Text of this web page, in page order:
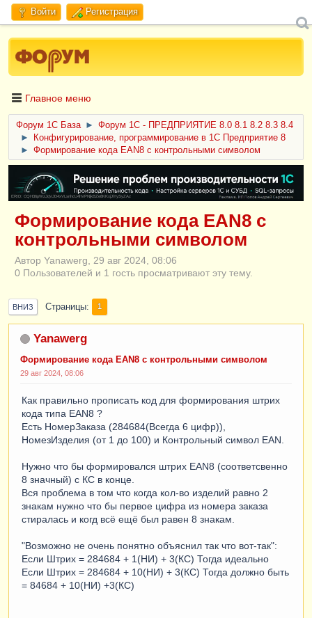
Войти Регистрация
Главное меню
Форум 1C База ►
Форум 1С - ПРЕДПРИЯТИЕ 8.0 8.1 8.2 8.3 8.4
►
Конфигурирование, программирование в 1С Предприятие 8
►
Формирование кода EAN8 с контрольными символом
ERID: CQH36pWzJqVJD4xVLsnhcU4hVPNjkBZe8KKxjJiYySyZAz
Формирование кода EAN8 с
контрольными символом
Автор Yanawerg, 29 авг 2024, 08:06
0 Пользователей и 1 гость просматривают эту тему.
ВНИЗ Страницы 1
Yanawerg
Формирование кода EAN8 с контрольными символом
29 авг 2024, 08:06
Как правильно прописать код для формирования штрих
кода типа EAN8 ?
Есть НомерЗаказа (284684(Всегда 6 цифр)),
НомезИзделия (от 1 до 100) и Контрольный символ EAN.
Нужно что бы формировался штрих EAN8 (соответсвенно
8 значный) с КС в конце.
Вся проблема в том что когда кол-во изделий равно 2
знакам нужно что бы первое цифра из номера заказа
стиралась и когд всё ещё был равен 8 знакам.
"Возможно не очень понятно объяснил так что вот-так":
Если Штрих = 284684 + 1(НИ) + 3(КС) Тогда идеально
Если Штрих = 284684 + 10(НИ) + 3(КС) Тогда должно быть
= 84684 + 10(НИ) +3(КС)